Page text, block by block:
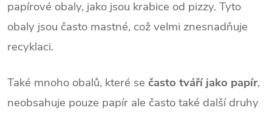
papírové obaly, jako jsou krabice od pizzy. Tyto
obaly jsou často mastné, což velmi znesnadňuje
recyklaci.
Také mnoho obalů, které se často tváří jako papír,
neobsahuje pouze papír ale často také další druhy